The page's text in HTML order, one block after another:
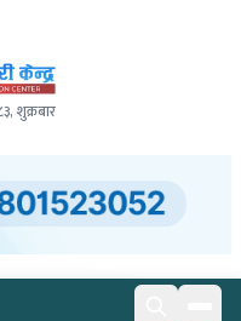
शुक्रबार